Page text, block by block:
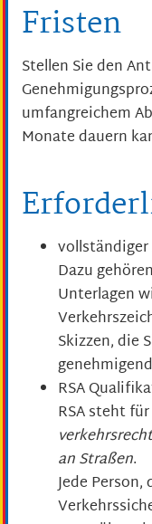
Fristen
Stellen Sie den
umfangreichem
Monate dauern
Dazu
Unterlagen
Skizzen, die
RSA
RSA steht für
an Straßen.
Jede Person,